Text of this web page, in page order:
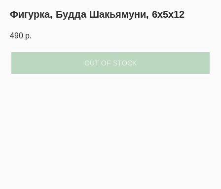
Фигурка, Будда Шакьямуни, 6х5х12
490 р.
OUT OF STOCK